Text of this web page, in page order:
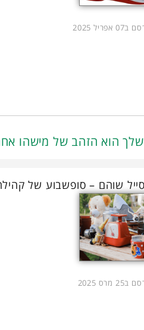
אפריל 2025
הוא הזהב של מישהו
שוהם – סופשבוע של
מרס 2025